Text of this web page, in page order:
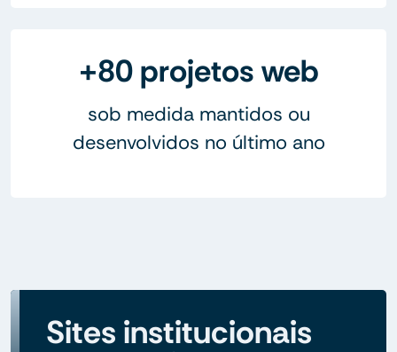
+80 projetos web
sob medida mantidos ou
desenvolvidos no último ano
Sites institucionais